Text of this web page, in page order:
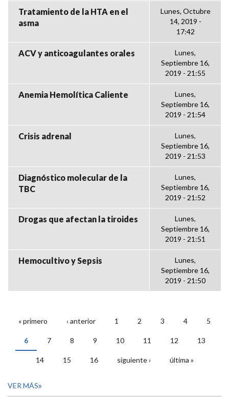
Tratamiento de la HTA en el
asma
Lunes, Octubre
14, 2019 -
17:42
ACV y anticoagulantes orales
Lunes,
Septiembre 16,
2019 - 21:55
Anemia Hemolítica Caliente
Lunes,
Septiembre 16,
2019 - 21:54
Crisis adrenal
Lunes,
Septiembre 16,
2019 - 21:53
Diagnóstico molecular de la
TBC
Lunes,
Septiembre 16,
2019 - 21:52
Drogas que afectan la tiroides
Lunes,
Septiembre 16,
2019 - 21:51
Hemocultivo y Sepsis
Lunes,
Septiembre 16,
2019 - 21:50
PÁGINAS
« primero ‹ anterior 1 2 3 4 5
6 7 8 9 10 11 12 13
14 15 16 siguiente › última »
VER MÁS